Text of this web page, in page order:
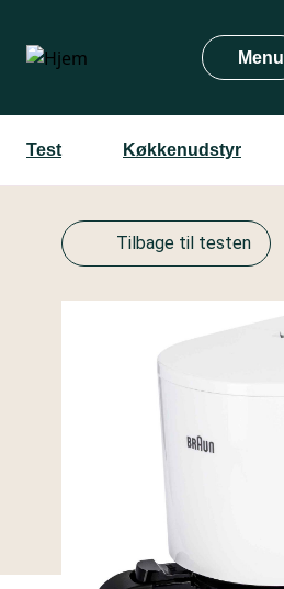
hovedindhold
Menu
Test Køkkenudstyr
Tilbage til testen